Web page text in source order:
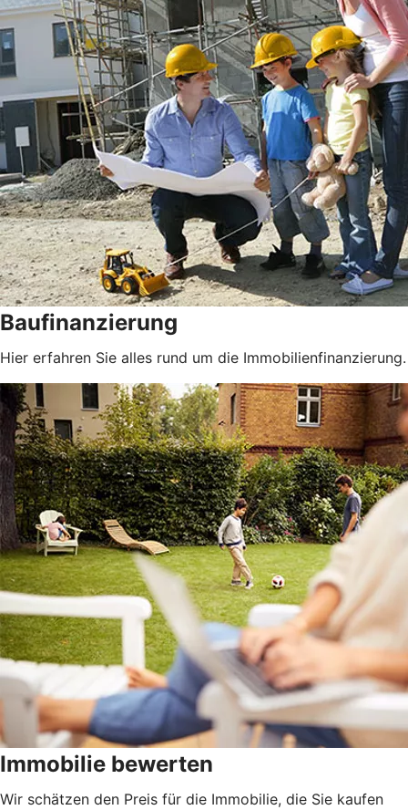
Baufinanzierung
Hier erfahren Sie alles rund um die Immobilienfinanzierung.
Immobilie bewerten
Wir schätzen den Preis für die Immobilie, die Sie kaufen